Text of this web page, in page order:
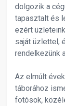
dolgozik a
tapasztalt és
ezért
saját üzlettel,
rendelkezünk
Az elmúlt
táborához
fotósok,